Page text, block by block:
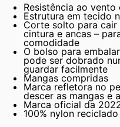
Resistência ao vento
Estrutura em tecido
Corte solto para
cintura e ancas –
comodidade
O bolso para
pode ser dobrado
guardar facilmente
Mangas compridas
Marca refletora no
descer as mangas e
Marca oficial da
100% nylon reciclado